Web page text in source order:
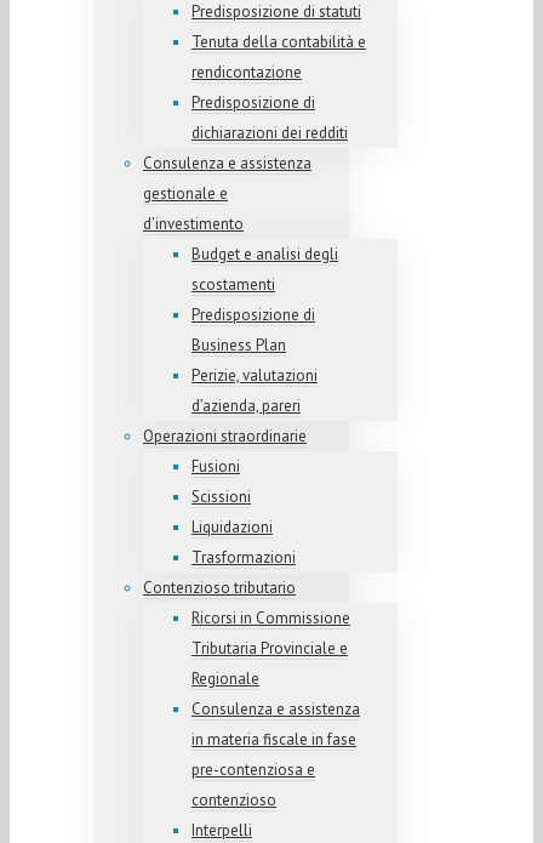
Predisposizione di statuti
Tenuta della contabilità e
rendicontazione
Predisposizione di
dichiarazioni dei redditi
Consulenza e assistenza
gestionale e
d’investimento
Budget e analisi degli
scostamenti
Predisposizione di
Business Plan
Perizie, valutazioni
d’azienda, pareri
Operazioni straordinarie
Fusioni
Scissioni
Liquidazioni
Trasformazioni
Contenzioso tributario
Ricorsi in Commissione
Tributaria Provinciale e
Regionale
Consulenza e assistenza
in materia fiscale in fase
pre-contenziosa e
contenzioso
Interpelli